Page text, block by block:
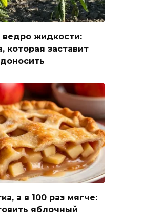
ведро жидкости:
которая заставит
а в 100 раз мягче:
яблочный